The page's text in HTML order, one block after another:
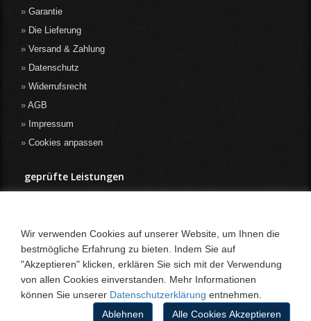
Garantie
Die Lieferung
Versand & Zahlung
Datenschutz
Widerrufsrecht
AGB
Impressum
Cookies anpassen
geprüfte Leistungen
Wir verwenden Cookies auf unserer Website, um Ihnen die
bestmögliche Erfahrung zu bieten. Indem Sie auf
"Akzeptieren" klicken, erklären Sie sich mit der Verwendung
von allen Cookies einverstanden. Mehr Informationen
können Sie unserer Datenschutzerklärung entnehmen.
Alle Cookies Akzeptieren
Ablehnen